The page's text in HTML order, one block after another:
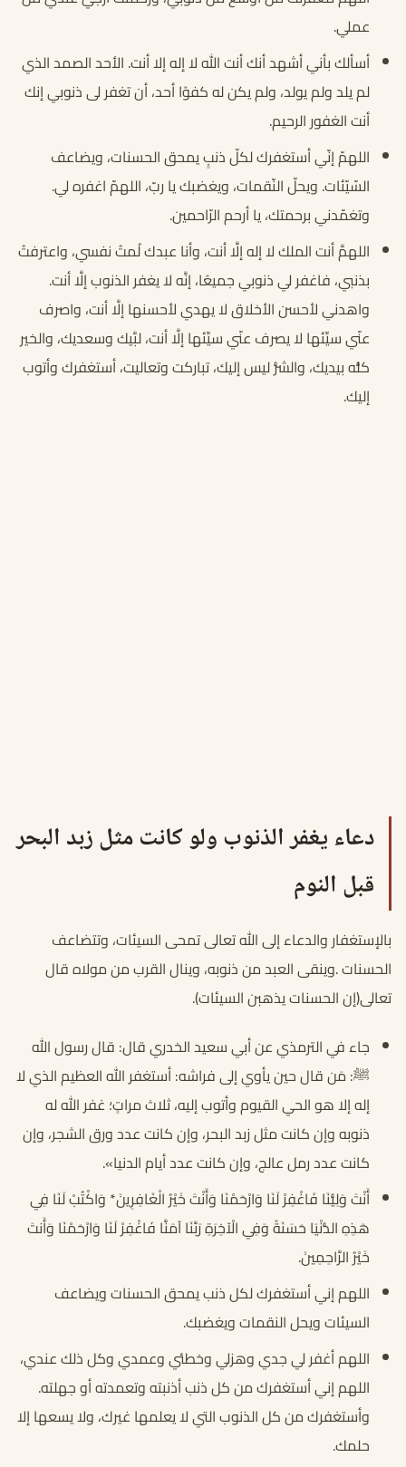
عملي.
أسألك بأني أشهد أنك أنت الله لا إله إلا أنت. الأحد الصمد الذي
لم يلد ولم يولد، ولم يكن له كفوًا أحد، أن تغفر لى ذنوبي إنك
أنت الغفور الرحيم.
اللهمّ إنّي أستغفرك لكلّ ذنبٍ يمحق الحسنات، ويضاعف
السّيّئات. ويحلّ النّقمات، ويغضبك يا ربّ، اللهمّ اغفره لي.
وتغمّدني برحمتك، يا أرحم الرّاحمين.
اللهمَّ أنت الملك لا إله إلَّا أنت، وأنا عبدك لُمتُ نفسي، واعترفتُ
بذنبي، فاغفر لي ذنوبي جميعًا، إنَّه لا يغفر الذنوب إلَّا أنت.
واهدني لأحسن الأخلاق لا يهدي لأحسنها إلَّا أنت، واصرف
عنّي سيِّئها لا يصرف عنّي سيِّئها إلَّا أنت، لبَّيك وسعديك، والخير
كلُّه بيديك، والشرُّ ليس إليك، تباركت وتعاليت، أستغفرك وأتوب
دعاء يغفر الذنوب ولو كانت مثل زبد البحر
قبل النوم
بالإستغفار والدعاء إلى الله تعالى تمحى السيئات، وتتضاعف
الحسنات .وينقى العبد من ذنوبه، وينال القرب من مولاه قال
تعالى(إن الحسنات يذهبن السيئات).
جاء في الترمذي عن أبي سعيد الخدري قال: قال رسول الله
ﷺ: مَن قال حين يأوي إلى فراشه: أستغفر الله العظيم الذي لا
إله إلا هو الحي القيوم وأتوب إليه، ثلاث مراتٍ؛ غفر الله له
ذنوبه وإن كانت مثل زبد البحر، وإن كانت عدد ورق الشجر، وإن
كانت عدد رمل عالج، وإن كانت عدد أيام الدنيا».
أَنْتَ وَلِيُّنَا فَاغْفِرْ لَنَا وَارْحَمْنَا وَأَنْتَ خَيْرُ الْغَافِرِينَ* وَاكْتُبْ لَنَا فِي
هَذِهِ الدُّنْيَا حَسَنَةً وَفِي الْآخِرَةِ رَبَّنَا آمَنَّا فَاغْفِرْ لَنَا وَارْحَمْنَا وَأَنتَ
خَيْرُ الرَّاحِمِينَ.
اللهم إني أستغفرك لكل ذنب يمحق الحسنات ويضاعف
السيئات ويحل النقمات ويغضبك.
اللهم أغفر لي جدي وهزلي وخطئي وعمدي وكل ذلك عندي،
اللهم إني أستغفرك من كل ذنب أذنبته وتعمدته أو جهلته.
وأستغفرك من كل الذنوب التي لا يعلمها غيرك، ولا يسعها إلا
حلمك.